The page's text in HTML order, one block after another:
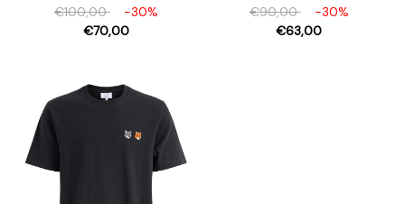
€100,00
-30%
€70,00
€90,00
-30%
€63,00